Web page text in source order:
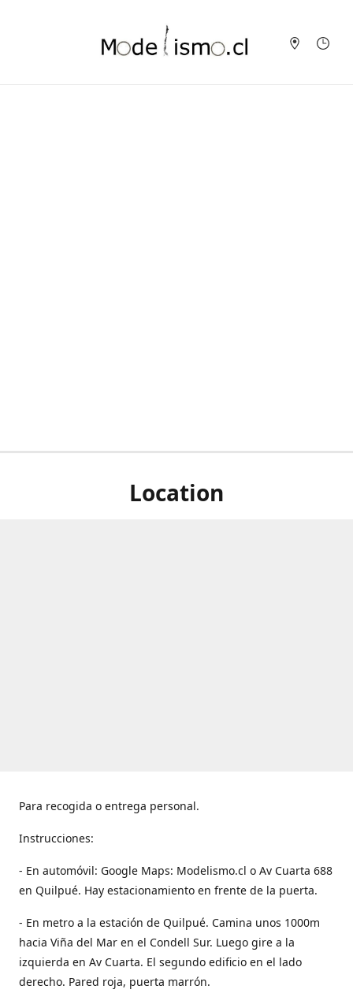
Location
Para recogida o entrega personal.
Instrucciones:
- En automóvil: Google Maps: Modelismo.cl o Av Cuarta 688
en Quilpué. Hay estacionamiento en frente de la puerta.
- En metro a la estación de Quilpué. Camina unos 1000m
hacia Viña del Mar en el Condell Sur. Luego gire a la
izquierda en Av Cuarta. El segundo edificio en el lado
derecho. Pared roja, puerta marrón.